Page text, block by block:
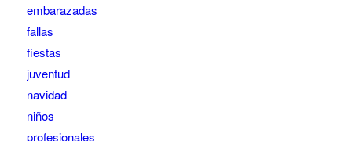
embarazadas
fallas
fiestas
juventud
navidad
niños
profesionales